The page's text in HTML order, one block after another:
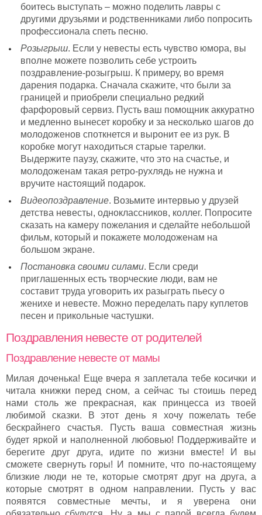
боитесь выступать – можно поделить лавры с
другими друзьями и родственниками либо попросить
профессионала спеть песню.
Розыгрыш. Если у невесты есть чувство юмора, вы
вполне можете позволить себе устроить
поздравление-розыгрыш. К примеру, во время
дарения подарка. Сначала скажите, что были за
границей и приобрели специально редкий
фарфоровый сервиз. Пусть ваш помощник аккуратно
и медленно вынесет коробку и за несколько шагов до
молодоженов споткнется и выронит ее из рук. В
коробке могут находиться старые тарелки.
Выдержите паузу, скажите, что это на счастье, и
молодоженам такая ретро-рухлядь не нужна и
вручите настоящий подарок.
Видеопоздравление. Возьмите интервью у друзей
детства невесты, одноклассников, коллег. Попросите
сказать на камеру пожелания и сделайте небольшой
фильм, который и покажете молодоженам на
большом экране.
Постановка своими силами. Если среди
приглашенных есть творческие люди, вам не
составит труда уговорить их разыграть пьесу о
женихе и невесте. Можно переделать пару куплетов
песен и прикольные частушки.
Поздравления невесте от родителей
Поздравление невесте от мамы
Милая доченька! Еще вчера я заплетала тебе косички и
читала книжки перед сном, а сейчас ты стоишь перед
нами столь же прекрасная, как принцесса из твоей
любимой сказки. В этот день я хочу пожелать тебе
бескрайнего счастья. Пусть ваша совместная жизнь
будет яркой и наполненной любовью! Поддерживайте и
берегите друг друга, идите по жизни вместе! И вы
сможете свернуть горы! И помните, что по-настоящему
близкие люди не те, которые смотрят друг на друга, а
которые смотрят в одном направлении. Пусть у вас
появятся совместные мечты, и я уверена они